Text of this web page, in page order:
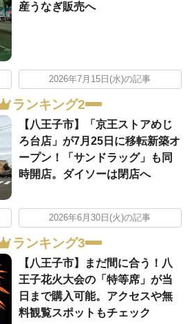
産うなぎ販売へ
2026年7月15日(水)の記事
ランキング2
【八王子市】「京王ストアめじ
ろ台店」が7月25日に移転新築オ
ープン！「サンドラッグ」も同
時開店。ダイソーは閉店へ
2026年6月30日(火)の記事
ランキング3
【八王子市】まだ間に合う！八
王子花火大会の「特等席」が当
日まで購入可能。アクセスや無
料観覧スポットもチェック